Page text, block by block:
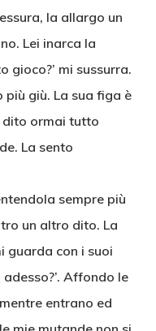
la allargo un
Lei inarca la
gioco?’ mi sussurra.
giù. La sua figa è
dito ormai tutto
La sento
sempre più
un altro dito. La
guarda con i suoi
Affondo le
entrano ed